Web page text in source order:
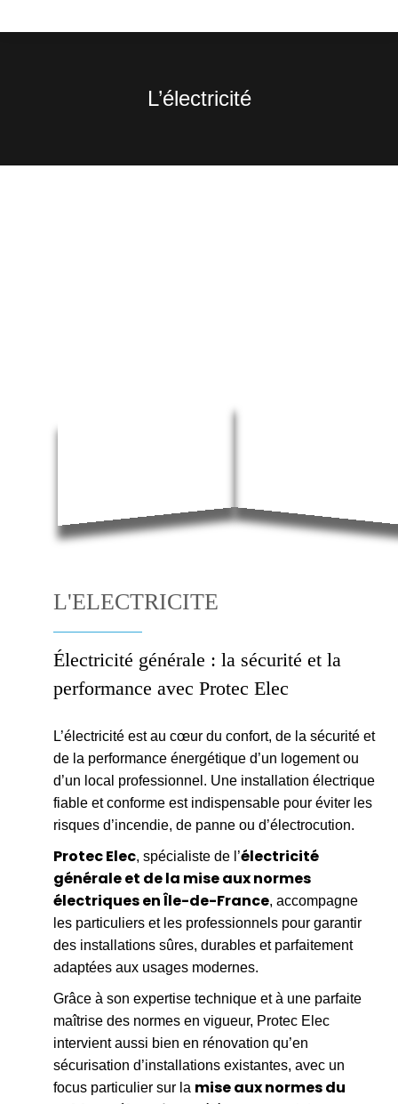
L’électricité
Vous êtes ici :
L'ELECTRICITE
Électricité générale : la sécurité et la
performance avec Protec Elec
L’électricité est au cœur du confort, de la sécurité et
de la performance énergétique d’un logement ou
d’un local professionnel. Une installation électrique
fiable et conforme est indispensable pour éviter les
risques d’incendie, de panne ou d’électrocution.
Protec Elec, spécialiste de l’électricité
générale et de la mise aux normes
électriques en Île-de-France, accompagne
les particuliers et les professionnels pour garantir
des installations sûres, durables et parfaitement
adaptées aux usages modernes.
Grâce à son expertise technique et à une parfaite
maîtrise des normes en vigueur, Protec Elec
intervient aussi bien en rénovation qu’en
sécurisation d’installations existantes, avec un
focus particulier sur la mise aux normes du